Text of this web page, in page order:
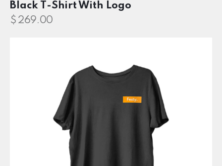
Black T-Shirt With Logo
$ 269.00